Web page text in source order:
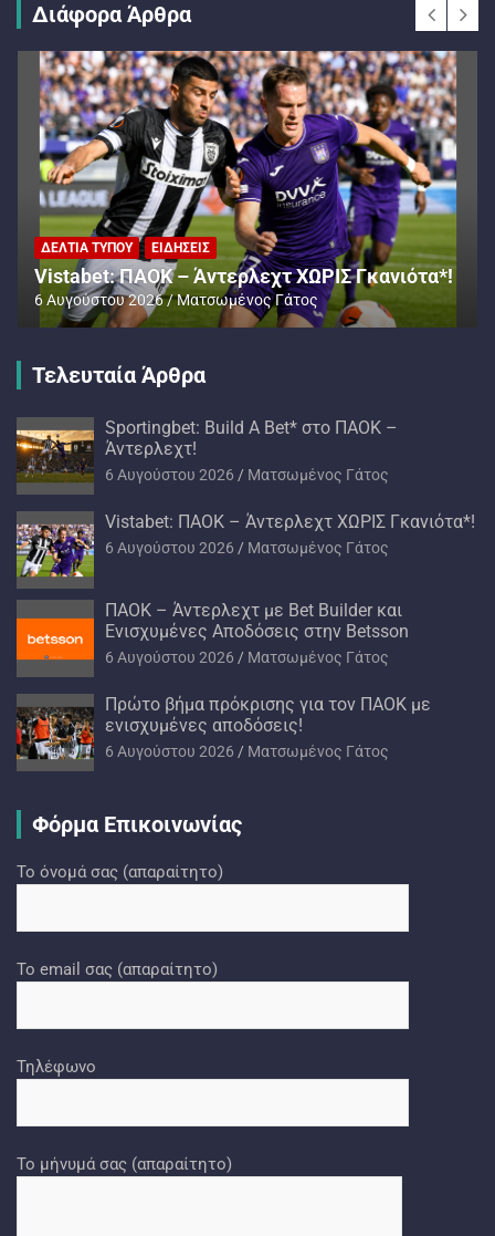
Διάφορα Άρθρα
ΔΕΛΤΊΑ ΤΎΠΟΥ ΕΙΔΉΣΕΙΣ
Vistabet: ΠΑΟΚ – Άντερλεχτ ΧΩΡΙΣ Γκανιότα*!
6 Αυγούστου 2026 Ματσωμένος Γάτος
Τελευταία Άρθρα
Sportingbet: Build A Bet* στο ΠΑΟΚ –
Άντερλεχτ!
6 Αυγούστου 2026 Ματσωμένος Γάτος
Vistabet: ΠΑΟΚ – Άντερλεχτ ΧΩΡΙΣ Γκανιότα*!
6 Αυγούστου 2026 Ματσωμένος Γάτος
ΠΑΟΚ – Άντερλεχτ με Bet Builder και
Ενισχυμένες Αποδόσεις στην Betsson
6 Αυγούστου 2026 Ματσωμένος Γάτος
Πρώτο βήμα πρόκρισης για τον ΠΑΟΚ με
ενισχυμένες αποδόσεις!
6 Αυγούστου 2026 Ματσωμένος Γάτος
Φόρμα Επικοινωνίας
Το όνομά σας (απαραίτητο)
Το email σας (απαραίτητο)
Τηλέφωνο
Το μήνυμά σας (απαραίτητο)